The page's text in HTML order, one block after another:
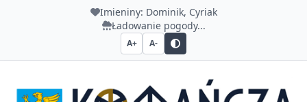
Imieniny: Dominik, Cyriak
Ładowanie pogody...
A+ A-
Urząd Gminy Komańcza